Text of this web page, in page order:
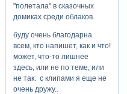
"полетала" в сказочных
домиках среди облаков.
буду очень благодарна
всем, кто напишет, как и что!
может, что-то лишнее
здесь, или не по теме, или
не так. с клипами я еще не
очень дружу..